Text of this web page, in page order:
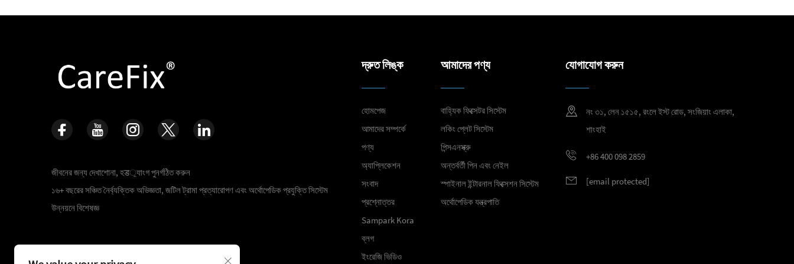
জীবনের জন্য দেখাশোনা, হड়্যাংগ পুনর্গঠিত করুন
১৬+ বছরের সঞ্চিত নৈর্ব্যক্তিক অভিজ্ঞতা, জটিল ট্রামা প্রত্যারোপণ এবং অর্থোপেডিক প্রযুক্তি সিস্টেম
উন্নয়নে বিশেষজ্ঞ
দ্রুত লিঙ্ক
হোমপেজ
আমাদের সম্পর্কে
পণ্য
অ্যাপ্লিকেশন
সংবাদ
প্রশ্নোত্তর
Sampark Kora
ব্লগ
ইংরেজি ভিডিও
আমাদের পণ্য
বাহ্যিক ফিক্সেটর সিস্টেম
লকিং প্লেট সিস্টেম
পিন্সএনস্ক্রু
অন্তর্বর্তী পিন এবং নেইল
স্পাইনাল ইন্টারনাল ফিক্সেশন সিস্টেম
অর্থোপেডিক যন্ত্রপাতি
যোগাযোগ করুন
নং ৩১, লেন ১৫১৫, রংলে ইস্ট রোড, সংজিয়াং এলাকা,
শাংহাই
+86 400 098 2859
[email protected]